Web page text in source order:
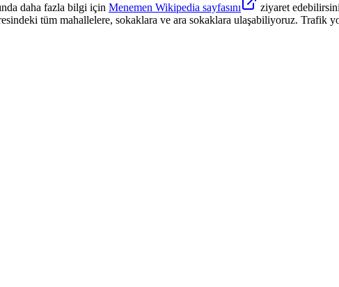
daha fazla bilgi için Menemen Wikipedia sayfasını ziyaret
tüm mahallelere, sokaklara ve ara sokaklara ulaşabiliyoruz. Trafik